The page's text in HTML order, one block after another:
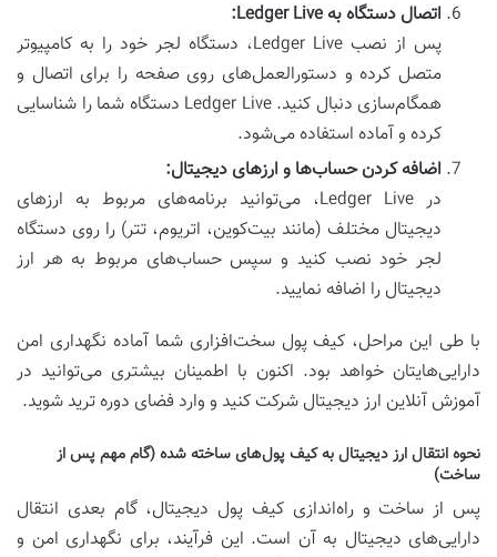
اتصال دستگاه به Ledger Live:
پس از نصب Ledger Live، دستگاه لجر خود را به کامپیوتر
متصل کرده و دستورالعمل‌های روی صفحه را برای اتصال و
همگام‌سازی دنبال کنید. Ledger Live دستگاه شما را شناسایی
کرده و آماده استفاده می‌شود.
اضافه کردن حساب‌ها و ارزهای دیجیتال:
در Ledger Live، می‌توانید برنامه‌های مربوط به ارزهای
دیجیتال مختلف (مانند بیت‌کوین، اتریوم، تتر) را روی دستگاه
لجر خود نصب کنید و سپس حساب‌های مربوط به هر ارز
دیجیتال را اضافه نمایید.
با طی این مراحل، کیف پول سخت‌افزاری شما آماده نگهداری امن
دارایی‌هایتان خواهد بود. اکنون با اطمینان بیشتری می‌توانید در
آموزش آنلاین ارز دیجیتال شرکت کنید و وارد فضای دوره ترید شوید.
نحوه انتقال ارز دیجیتال به کیف پول‌های ساخته شده (گام مهم پس از
ساخت)
پس از ساخت و راه‌اندازی کیف پول دیجیتال، گام بعدی انتقال
دارایی‌های دیجیتال به آن است. این فرآیند، برای نگهداری امن و